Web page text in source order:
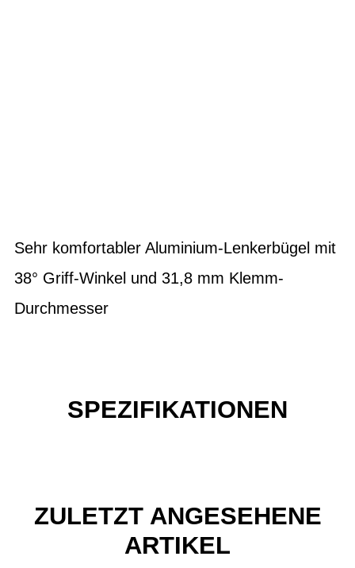
Sehr komfortabler Aluminium-Lenkerbügel mit
38° Griff-Winkel und 31,8 mm Klemm-
Durchmesser
SPEZIFIKATIONEN
ZULETZT ANGESEHENE
ARTIKEL